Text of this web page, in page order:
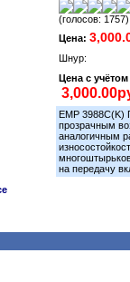
(голосов: 1757)
Цена:
Шнур:
Цена с
ЕMP 3988С(K)
прозрачным
аналогичным
на передачу